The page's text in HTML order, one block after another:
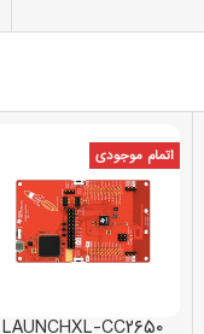
اتمام موجودی
LAUNCHXL-CC۲۶۵۰